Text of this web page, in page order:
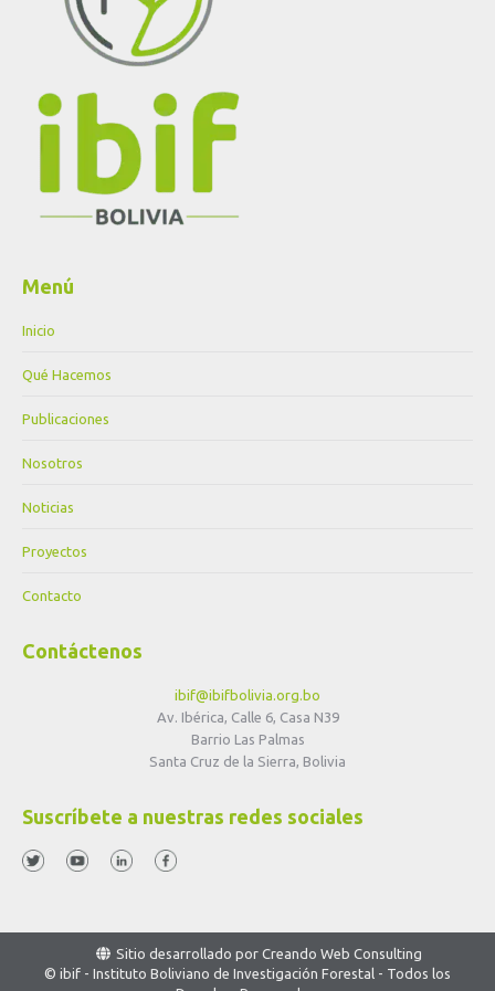
Menú
Inicio
Qué Hacemos
Publicaciones
Nosotros
Noticias
Proyectos
Contacto
Contáctenos
ibif@ibifbolivia.org.bo
Av. Ibérica, Calle 6, Casa N39
Barrio Las Palmas
Santa Cruz de la Sierra, Bolivia
Suscríbete a nuestras redes sociales
Sitio desarrollado por Creando Web Consulting
© ibif - Instituto Boliviano de Investigación Forestal - Todos los